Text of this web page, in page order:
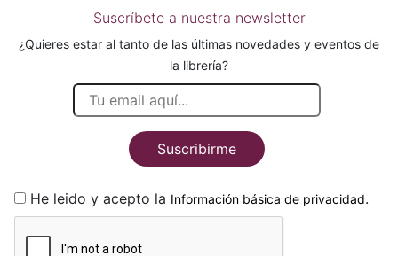
Suscríbete a nuestra newsletter
¿Quieres estar al tanto de las últimas novedades y eventos de
la librería?
Suscribirme
He leido y acepto la Información básica de privacidad.